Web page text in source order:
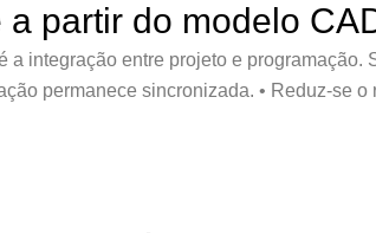
partir do modelo
integração entre projeto e
permanece sincronizada. • Reduz-se